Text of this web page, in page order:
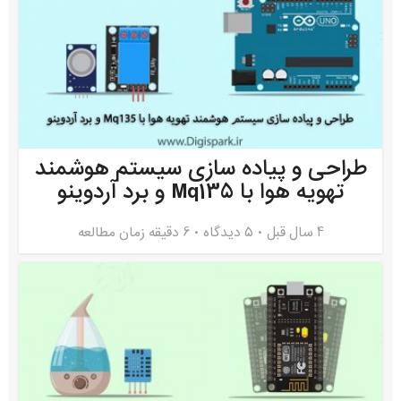
طراحی و پیاده سازی سیستم هوشمند
تهویه هوا با Mq135 و برد آردوینو
4 سال قبل ۵ دیدگاه 6 دقیقه زمان مطالعه